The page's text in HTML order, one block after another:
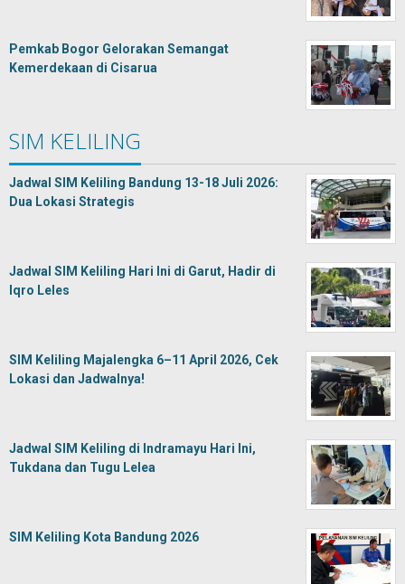
Pemkab Bogor Gelorakan Semangat
Kemerdekaan di Cisarua
SIM KELILING
Jadwal SIM Keliling Bandung 13-18 Juli 2026:
Dua Lokasi Strategis
Jadwal SIM Keliling Hari Ini di Garut, Hadir di
Iqro Leles
SIM Keliling Majalengka 6–11 April 2026, Cek
Lokasi dan Jadwalnya!
Jadwal SIM Keliling di Indramayu Hari Ini,
Tukdana dan Tugu Lelea
SIM Keliling Kota Bandung 2026